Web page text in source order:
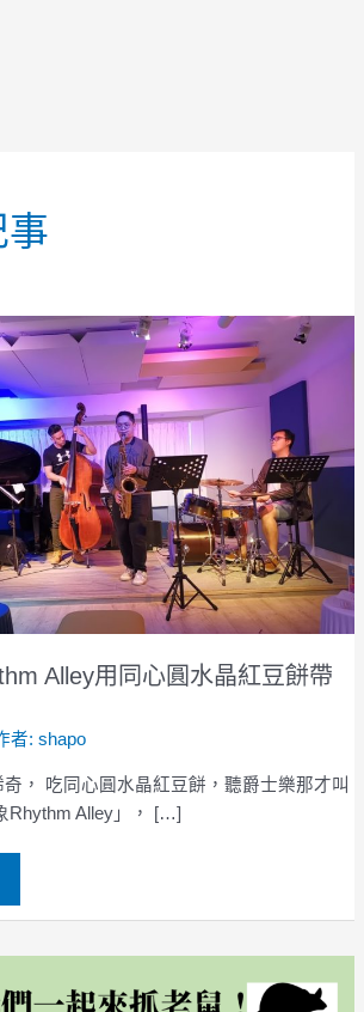
事
Alley用同心圓水晶紅豆餅帶
者: shapo
， 吃同心圓水晶紅豆餅，聽爵士樂那才叫
Rhythm Alley」， […]